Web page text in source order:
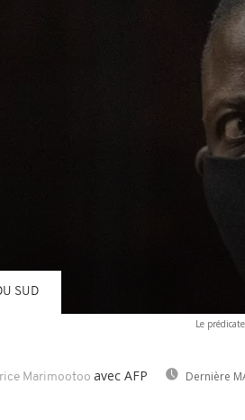
Le
Marimootoo avec AFP Dernière
SUD